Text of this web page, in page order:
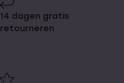
14 dagen gratis
retourneren